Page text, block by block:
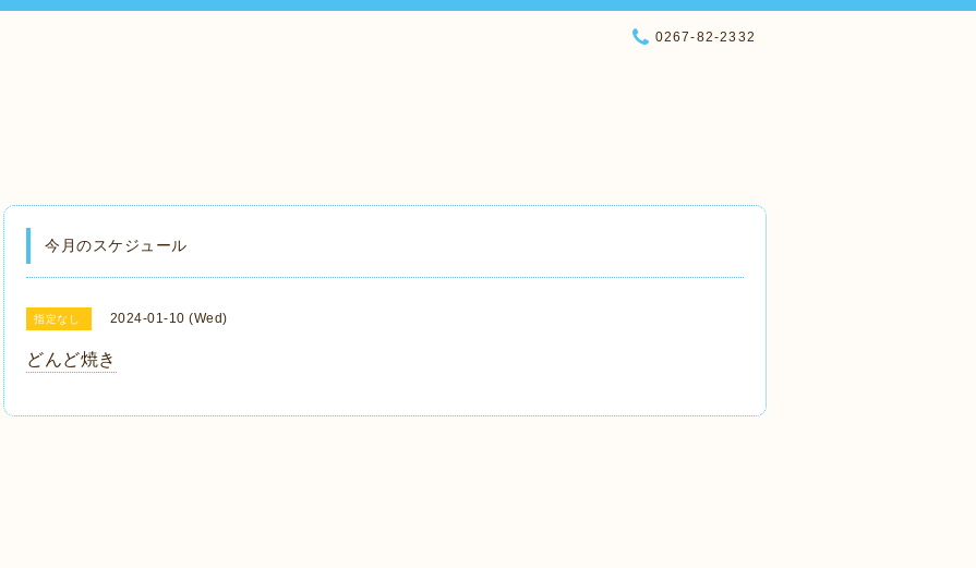
0267-82-2332
今月のスケジュール
指定なし 2024-01-10 (Wed)
どんど焼き